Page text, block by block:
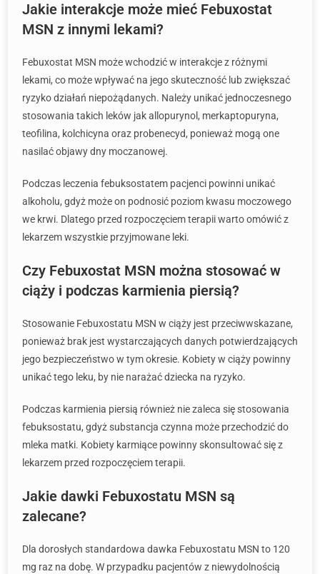
Jakie interakcje może mieć Febuxostat
MSN z innymi lekami?
Febuxostat MSN może wchodzić w interakcje z różnymi
lekami, co może wpływać na jego skuteczność lub zwiększać
ryzyko działań niepożądanych. Należy unikać jednoczesnego
stosowania takich leków jak allopurynol, merkaptopuryna,
teofilina, kolchicyna oraz probenecyd, ponieważ mogą one
nasilać objawy dny moczanowej.
Podczas leczenia febuksostatem pacjenci powinni unikać
alkoholu, gdyż może on podnosić poziom kwasu moczowego
we krwi. Dlatego przed rozpoczęciem terapii warto omówić z
lekarzem wszystkie przyjmowane leki.
Czy Febuxostat MSN można stosować w
ciąży i podczas karmienia piersią?
Stosowanie Febuxostatu MSN w ciąży jest przeciwwskazane,
ponieważ brak jest wystarczających danych potwierdzających
jego bezpieczeństwo w tym okresie. Kobiety w ciąży powinny
unikać tego leku, by nie narażać dziecka na ryzyko.
Podczas karmienia piersią również nie zaleca się stosowania
febuksostatu, gdyż substancja czynna może przechodzić do
mleka matki. Kobiety karmiące powinny skonsultować się z
lekarzem przed rozpoczęciem terapii.
Jakie dawki Febuxostatu MSN są
zalecane?
Dla dorosłych standardowa dawka Febuxostatu MSN to 120
mg raz na dobę. W przypadku pacjentów z niewydolnością